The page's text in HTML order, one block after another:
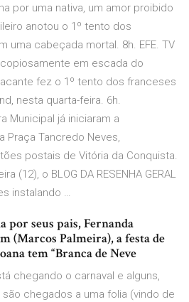
por uma nativa, um amor proibido
anotou o 1º tento dos
uma cabeçada mortal. 8h. EFE. TV
em escada do
fez o 1º tento dos franceses
nesta quarta-feira. 6h.
Municipal já iniciaram a
Praça Tancredo Neves,
postais de Vitória da Conquista.
(12), o BLOG DA RESENHA GERAL
instalando …
por seus pais, Fernanda
(Marcos Palmeira), a festa de
tem “Branca de Neve
chegando o carnaval e alguns,
chegados a uma folia (vindo de